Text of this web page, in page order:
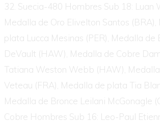
32. Suecia-480 Hombres Sub 18: Luan
Medalla de Oro Elivelton Santos
plata Lucca Mesinas (PER), Medalla de
DeVault (HAW), Medalla de Cobre
Tatiana Weston Webb (HAW),
Veteau (FRA), Medalla de plata Tia
Medalla de Bronce Leilani McGonagle
Cobre Hombres Sub 16: Leo-Paul